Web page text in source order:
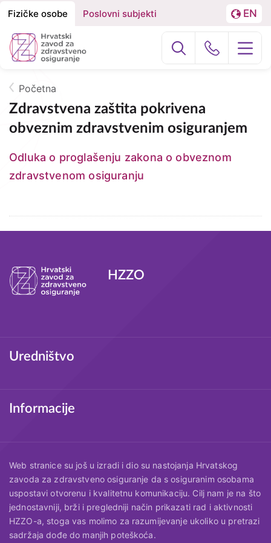
na
Fizičke
osobe
i
Poslovne
subjekte
Fizičke osobe Poslovni subjekti EN
Breadcrumb
Početna
Zdravstvena zaštita pokrivena
obveznim zdravstvenim osiguranjem
Odluka o proglašenju zakona o obveznom
zdravstvenom osiguranju
Podnožje
HZZO
Uredništvo
Informacije
Web stranice su još u izradi i dio su nastojanja Hrvatskog
zavoda za zdravstveno osiguranje da s osiguranim osobama
uspostavi otvorenu i kvalitetnu komunikaciju. Cilj nam je na što
jednostavniji, brži i pregledniji način prikazati rad i aktivnosti
HZZO-a, stoga vas molimo za razumijevanje ukoliko u pretrazi
sadržaja dođe do manjih poteškoća.
Izbornik
Poslovni
Zdravstvena zaštita
Zdravstvena zaštita u inozemstvu